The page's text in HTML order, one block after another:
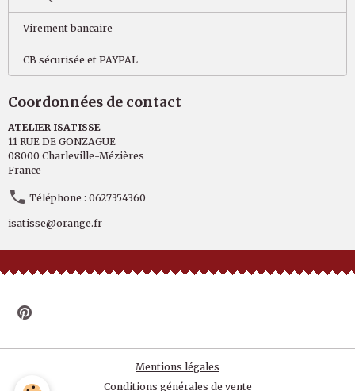
Virement bancaire
CB sécurisée et PAYPAL
Coordonnées de contact
ATELIER ISATISSE
11 RUE DE GONZAGUE
08000 Charleville-Mézières
France
Téléphone : 0627354360
isatisse@orange.fr
Mentions légales
Conditions générales de vente